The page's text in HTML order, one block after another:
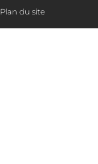
Plan du site